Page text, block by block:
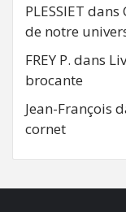
PLESSIET dans
de notre
FREY P. dans
brocante
Jean-François
cornet